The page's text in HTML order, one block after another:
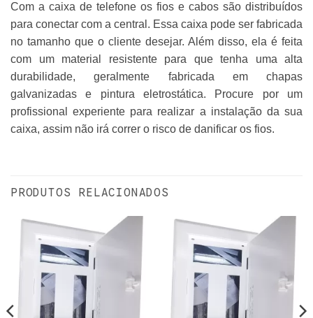
Com a caixa de telefone os fios e cabos são distribuídos
para conectar com a central. Essa caixa pode ser fabricada
no tamanho que o cliente desejar. Além disso, ela é feita
com um material resistente para que tenha uma alta
durabilidade, geralmente fabricada em chapas
galvanizadas e pintura eletrostática. Procure por um
profissional experiente para realizar a instalação da sua
caixa, assim não irá correr o risco de danificar os fios.
PRODUTOS RELACIONADOS